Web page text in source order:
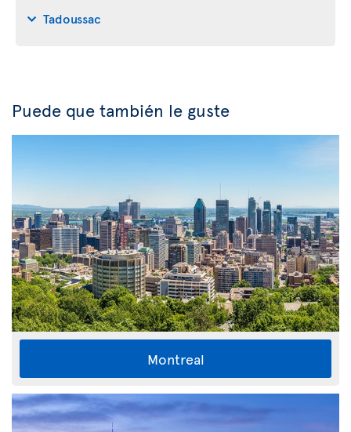
Tadoussac
Puede que también le guste
Montreal